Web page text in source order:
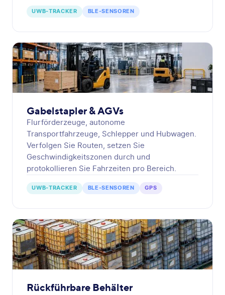
UWB-TRACKER BLE-SENSOREN
Gabelstapler & AGVs
Flurförderzeuge, autonome
Transportfahrzeuge, Schlepper und Hubwagen.
Verfolgen Sie Routen, setzen Sie
Geschwindigkeitszonen durch und
protokollieren Sie Fahrzeiten pro Bereich.
UWB-TRACKER BLE-SENSOREN GPS
Rückführbare Behälter